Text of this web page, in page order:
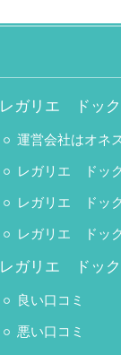
レガリエ ドック
運営会社はオネ
レガリエ ドッ
レガリエ ドッ
レガリエ ドッ
レガリエ ドック
良い口コミ
悪い口コミ